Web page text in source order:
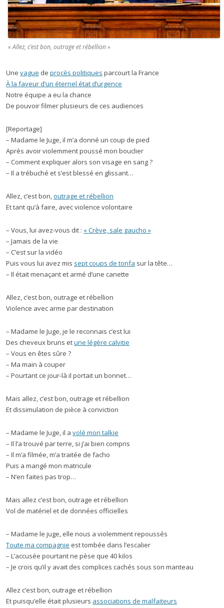
« Allez, c’est bon, outrage et rébellion »
Une vague de procès politiques parcourt la France
À la faveur d’un éternel état d’urgence
Notre équipe a eu la chance
De pouvoir filmer plusieurs de ces audiences
[Reportage]
– Madame le Juge, il m’a donné un coup de pied
Après avoir violemment poussé mon bouclier
– Comment expliquer alors son visage en sang ?
– Il a trébuché et s’est blessé en glissant…
Allez, c’est bon,outrage et rébellion
Et tant qu’à faire, avec violence volontaire
– Vous, lui avez-vous dit : « Crève, sale gaucho »
– Jamais de la vie
– C’est sur la vidéo
Puis vous lui avez mis sept coups de tonfa sur la tête…
– Il était menaçant et armé d’une canette
Allez, c’est bon, outrage et rébellion
Violence avec arme par destination
– Madame le Juge, je le reconnais c’est lui
Des cheveux bruns etune légère calvitie
– Vous en êtes sûre ?
– Ma main à couper
– Pourtant ce jour-là il portait un bonnet…
Mais allez, c’est bon, outrage et rébellion
Et dissimulation de pièce à conviction
– Madame le Juge, il a volé mon talkie
– Il l’a trouvé par terre, si j’ai bien compris
– Il m’a filmée, m’a traitée de facho
Puis a mangé mon matricule
– N’en faites pas trop…
Mais allez c’est bon, outrage et rébellion
Vol de matériel et de données officielles
– Madame le juge, elle nous a violemment repoussés
Toute ma compagnie est tombée dans l’escalier
– L’accusée pourtant ne pèse que 40 kilos
– Je crois qu’il y avait des complices cachés sous son manteau
Allez c’est bon, outrage et rébellion
Et puisqu’elle était plusieurs associations de malfaiteurs